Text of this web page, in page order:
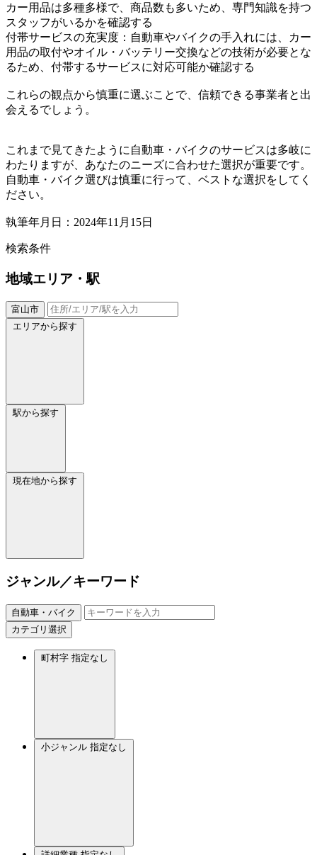
カー用品は多種多様で、商品数も多いため、専門知識を持つ
スタッフがいるかを確認する
付帯サービスの充実度：自動車やバイクの手入れには、カー
用品の取付やオイル・バッテリー交換などの技術が必要とな
るため、付帯するサービスに対応可能か確認する
これらの観点から慎重に選ぶことで、信頼できる事業者と出
会えるでしょう。
これまで見てきたように自動車・バイクのサービスは多岐に
わたりますが、あなたのニーズに合わせた選択が重要です。
自動車・バイク選びは慎重に行って、ベストな選択をしてく
ださい。
執筆年月日：2024年11月15日
検索条件
地域エリア・駅
富山市
エリアから探す
駅から探す
現在地から探す
ジャンル／キーワード
自動車・バイク
カテゴリ選択
町村字 指定なし
小ジャンル 指定なし